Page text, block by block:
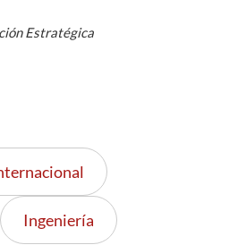
Estratégica
Ingeniería